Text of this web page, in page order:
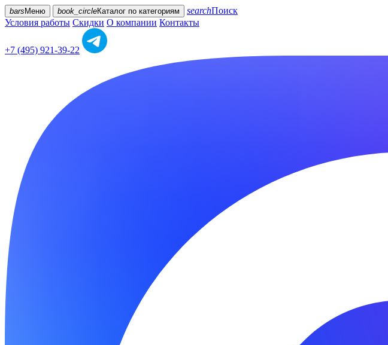
bars Меню book_circleКаталог по категориям searchПоиск
Условия работы Скидки О компании Контакты
+7 (495) 921-39-22